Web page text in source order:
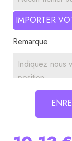
IMPORTER
Remarque